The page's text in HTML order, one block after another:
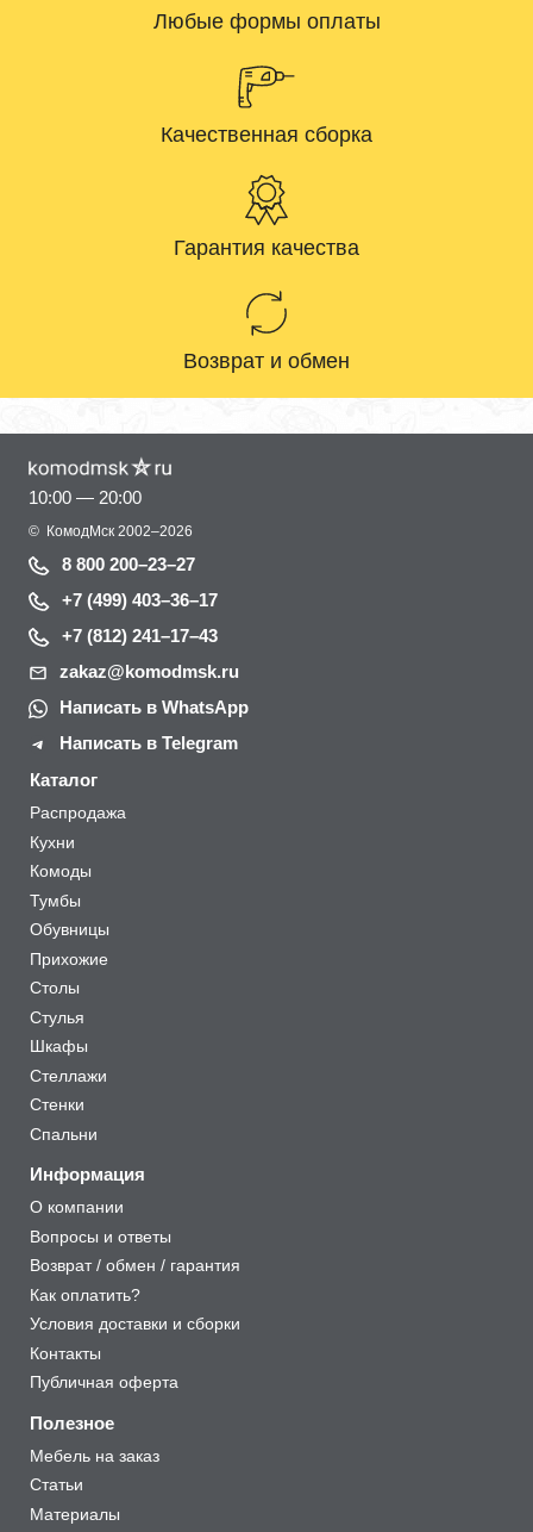
Любые формы оплаты
Качественная сборка
Гарантия качества
Возврат и обмен
10:00 — 20:00
© КомодМск 2002–2026
8 800 200–23–27
+7 (499) 403–36–17
+7 (812) 241–17–43
zakaz@komodmsk.ru
Написать в WhatsApp
Написать в Telegram
Каталог
Распродажа
Кухни
Комоды
Тумбы
Обувницы
Прихожие
Столы
Стулья
Шкафы
Стеллажи
Стенки
Спальни
Информация
О компании
Вопросы и ответы
Возврат / обмен / гарантия
Как оплатить?
Условия доставки и сборки
Контакты
Публичная оферта
Полезное
Мебель на заказ
Статьи
Материалы